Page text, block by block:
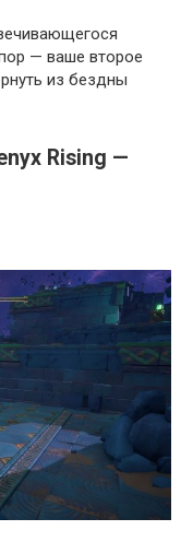
— ваше второе
из бездны
Rising —